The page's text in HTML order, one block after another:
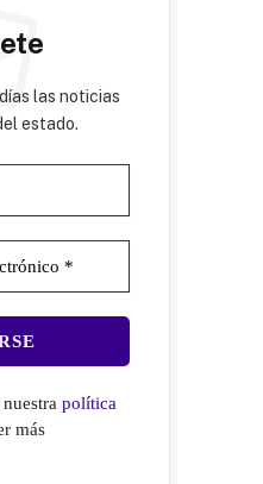
las noticias
estado.
nuestrapolítica
más